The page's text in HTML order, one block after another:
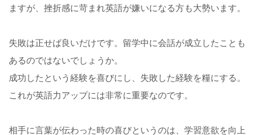
ますが、挫折感に苛まれ英語が嫌いになる方も大勢います。
失敗は正せば良いだけです。留学中に会話が成立したことも
あるのではないでしょうか。
成功したという経験を喜びにし、失敗した経験を糧にする。
これが英語力アップには非常に重要なのです。
相手に言葉が伝わった時の喜びというのは、学習意欲を向上